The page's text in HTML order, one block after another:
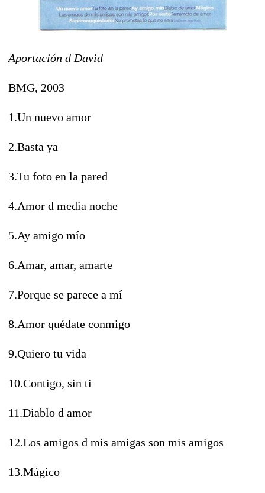
Aportación d David
BMG, 2003
1.Un nuevo amor
2.Basta ya
3.Tu foto en la pared
4.Amor d media noche
5.Ay amigo mío
6.Amar, amar, amarte
7.Porque se parece a mí
8.Amor quédate conmigo
9.Quiero tu vida
10.Contigo, sin ti
11.Diablo d amor
12.Los amigos d mis amigas son mis amigos
13.Mágico